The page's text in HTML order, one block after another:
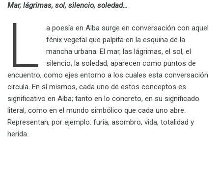
Mar, lágrimas, sol, silencio, soledad…
L
a poesía en Alba surge en conversación con aquel
fénix vegetal que palpita en la esquina de la
mancha urbana. El mar, las lágrimas, el sol, el
silencio, la soledad, aparecen como puntos de
encuentro, como ejes entorno a los cuales esta conversación
circula. En sí mismos, cada uno de estos conceptos es
significativo en Alba; tanto en lo concreto, en su significado
literal, como en el mundo simbólico que cada uno abre.
Representan, por ejemplo: furia, asombro, vida, totalidad y
herida.